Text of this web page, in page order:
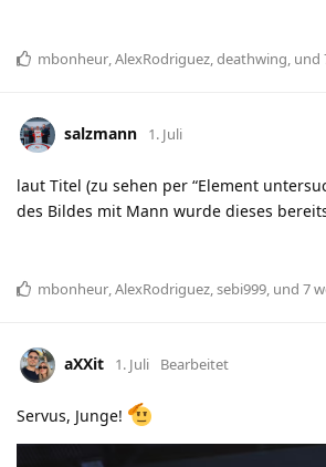
mbonheur,AlexRodriguez,deathwing, und
salzmann 1. Juli
laut Titel (zu sehen per “Element
des Bildes mit Mann wurde dieses
mbonheur,AlexRodriguez,sebi999, und 7
aXXit 1. Juli Bearbeitet
Servus, Junge!